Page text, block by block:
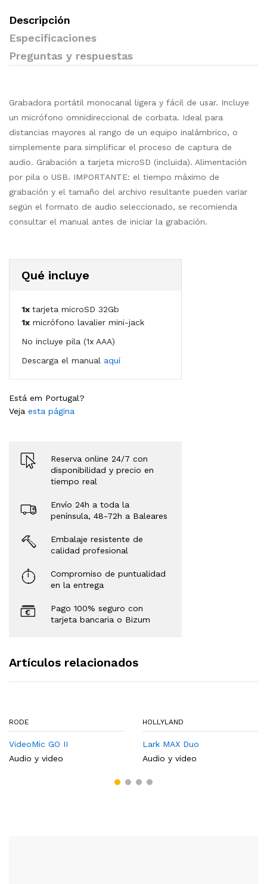
Descripción
Especificaciones
Preguntas y respuestas
Grabadora portátil monocanal ligera y fácil de usar. Incluye
un micrófono omnidireccional de corbata. Ideal para
distancias mayores al rango de un equipo inalámbrico, o
simplemente para simplificar el proceso de captura de
audio. Grabación a tarjeta microSD (incluida). Alimentación
por pila o USB. IMPORTANTE: el tiempo máximo de
grabación y el tamaño del archivo resultante pueden variar
según el formato de audio seleccionado, se recomienda
consultar el manual antes de iniciar la grabación.
Reserva online 24/7 con
disponibilidad y precio en
tiempo real
Envío 24h a toda la
península, 48-72h a Baleares
Embalaje resistente de
calidad profesional
Compromiso de puntualidad
en la entrega
Pago 100% seguro con
tarjeta bancaria o Bizum
Está em Portugal?
Veja esta página
Qué incluye
1x tarjeta microSD 32Gb
1x micrófono lavalier mini-jack
No incluye pila (1x AAA)
Descarga el manual aquí
Artículos relacionados
RODE
VideoMic GO II
Audio y video
HOLLYLAND
Lark MAX Duo
Audio y video